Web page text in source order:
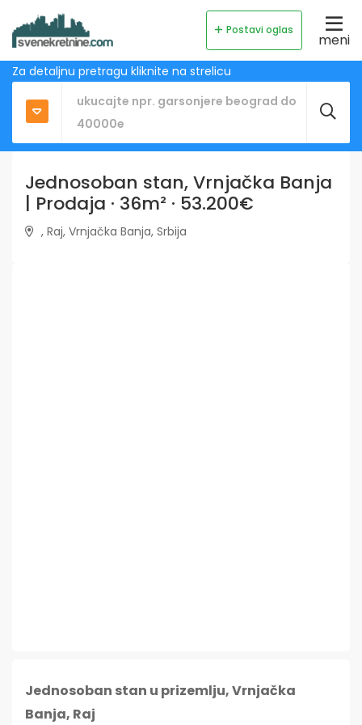
Postavi oglas
meni
Za detaljnu pretragu kliknite na strelicu
Jednosoban stan, Vrnjačka Banja
| Prodaja · 36m² · 53.200€
, Raj, Vrnjačka Banja, Srbija
Jednosoban stan u prizemlju, Vrnjačka
Banja, Raj